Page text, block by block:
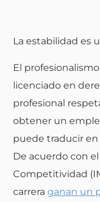
La estabilidad es
El
licenciado en
profesional
obtener un
puede traducir
De acuerdo con
Competitividad
carreraganan un